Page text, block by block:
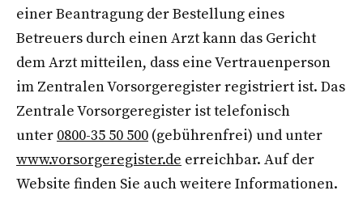
einer Beantragung der Bestellung eines
Betreuers durch einen Arzt kann das Gericht
dem Arzt mitteilen, dass eine Vertrauenperson
im Zentralen Vorsorgeregister registriert ist. Das
Zentrale Vorsorgeregister ist telefonisch
unter 0800-35 50 500 (gebührenfrei) und unter
www.vorsorgeregister.de erreichbar. Auf der
Website finden Sie auch weitere Informationen.